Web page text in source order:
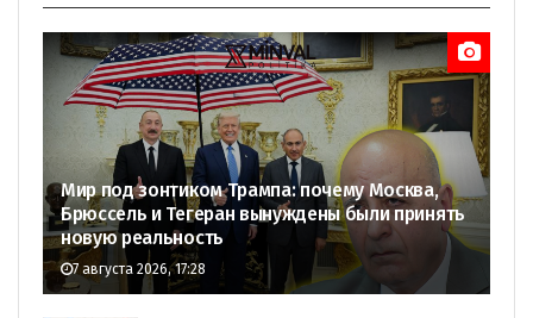
Мир под зонтиком Трампа: почему Москва,
Брюссель и Тегеран вынуждены были принять
новую реальность
7 августа 2026, 17:28